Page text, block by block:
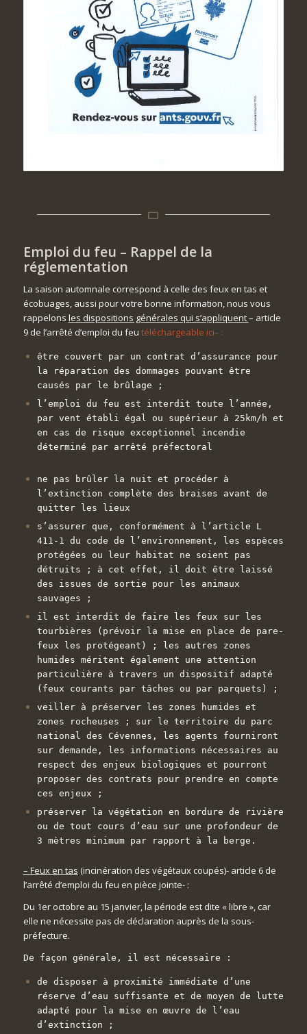
Emploi du feu – Rappel de la
réglementation
La saison automnale correspond à celle des feux en tas et
écobuages, aussi pour votre bonne information, nous vous
rappelons les dispositions générales qui s’appliquent– article
9 de l’arrêté d’emploi du feu téléchargeable ici– :
être couvert par un contrat d’assurance pour
la réparation des dommages pouvant être
causés par le brûlage ;
l’emploi du feu est interdit toute l’année,
par vent établi égal ou supérieur à 25km/h et
en cas de risque exceptionnel incendie
déterminé par arrêté préfectoral
ne pas brûler la nuit et procéder à
l’extinction complète des braises avant de
quitter les lieux
s’assurer que, conformément à l’article L
411-1 du code de l’environnement, les espèces
protégées ou leur habitat ne soient pas
détruits ; à cet effet, il doit être laissé
des issues de sortie pour les animaux
sauvages ;
il est interdit de faire les feux sur les
tourbières (prévoir la mise en place de pare-
feux les protégeant) ; les autres zones
humides méritent également une attention
particulière à travers un dispositif adapté
(feux courants par tâches ou par parquets) ;
veiller à préserver les zones humides et
zones rocheuses ; sur le territoire du parc
national des Cévennes, les agents fourniront
sur demande, les informations nécessaires au
respect des enjeux biologiques et pourront
proposer des contrats pour prendre en compte
ces enjeux ;
préserver la végétation en bordure de rivière
ou de tout cours d’eau sur une profondeur de
3 mètres minimum par rapport à la berge.
– Feux en tas (incinération des végétaux coupés)- article 6 de
l’arrêté d’emploi du feu en pièce jointe- :
Du 1er octobre au 15 janvier, la période est dite « libre », car
elle ne nécessite pas de déclaration auprès de la sous-
préfecture.
De façon générale, il est nécessaire :
de disposer à proximité immédiate d’une
réserve d’eau suffisante et de moyen de lutte
adapté pour la mise en œuvre de l’eau
d’extinction ;